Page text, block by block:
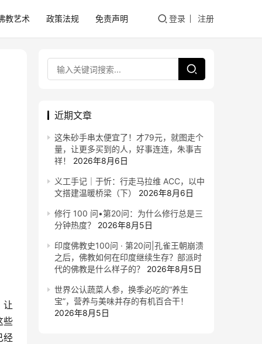
教艺术 政策法规 免责声明 登录 注册
让
些
经
近期文章
这朱砂手串太便宜了！才79元，就图走个
量，让更多买到的人，好事连连，朱事吉
祥！
2026年8月6日
义工手记｜于忻：行走马拉维 ACC，以中
文搭建温暖桥梁（下）
2026年8月6日
修行 100 问•第20问：为什么修行总是三
分钟热度？
2026年8月5日
印度佛教史100问 · 第20问|孔雀王朝崩溃
之后，佛教如何在印度继续生存？部派时
代的佛教是什么样子的？
2026年8月5日
世界公认蔬菜人参，换季必吃的“养生
宝”，营养与美味并存的有机百合干！
2026年8月5日